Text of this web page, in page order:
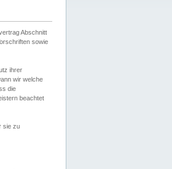
Abschnitt
sowie
ihrer
wir welche
die
beachtet
sie zu